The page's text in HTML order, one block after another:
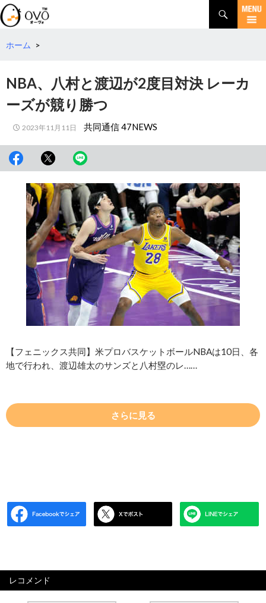
検
索
コ
テ
動
ホーム >
NBA、八村と渡辺が2度目対決 レーカ
ーズが競り勝つ
2023年11月11日 共同通信 47NEWS
【フェニックス共同】米プロバスケットボールNBAは10日、各
地で行われ、渡辺雄太のサンズと八村塁のレ……
さらに見る
レコメンド